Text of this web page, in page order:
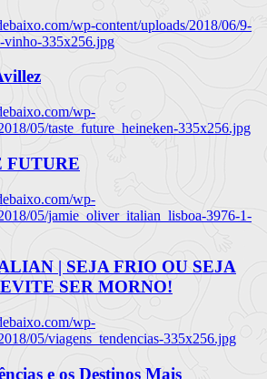
wp-content/uploads/2018/06/9-
vinho-335x256.jpg
wp-
05/taste_future_heineken-335x256.jpg
FUTURE
wp-
05/jamie_oliver_italian_lisboa-3976-1-
| SEJA FRIO OU SEJA
SER MORNO!
wp-
05/viagens_tendencias-335x256.jpg
e os Destinos Mais